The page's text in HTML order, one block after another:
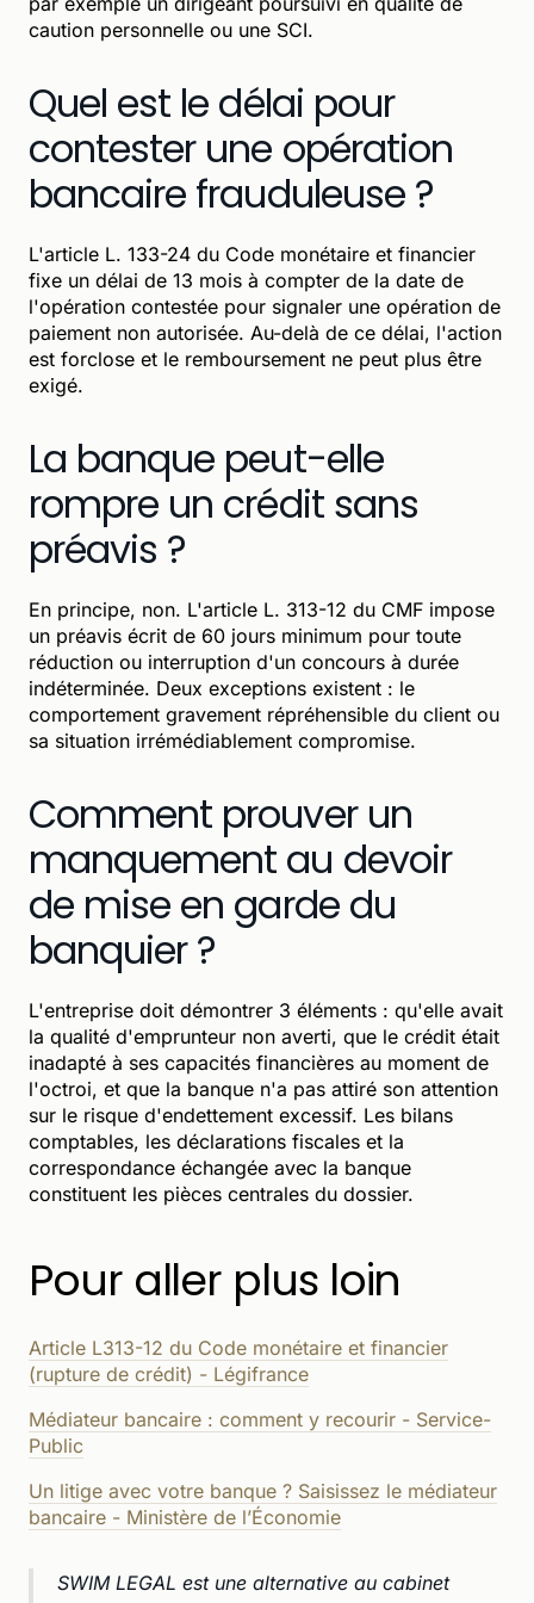
caution personnelle ou une SCI.
Quel est le délai pour
contester une opération
bancaire frauduleuse ?
L'article L. 133-24 du Code monétaire et financier
fixe un délai de 13 mois à compter de la date de
l'opération contestée pour signaler une opération de
paiement non autorisée. Au-delà de ce délai, l'action
est forclose et le remboursement ne peut plus être
exigé.
La banque peut-elle
rompre un crédit sans
préavis ?
En principe, non. L'article L. 313-12 du CMF impose
un préavis écrit de 60 jours minimum pour toute
réduction ou interruption d'un concours à durée
indéterminée. Deux exceptions existent : le
comportement gravement répréhensible du client ou
sa situation irrémédiablement compromise.
Comment prouver un
manquement au devoir
de mise en garde du
banquier ?
L'entreprise doit démontrer 3 éléments : qu'elle avait
la qualité d'emprunteur non averti, que le crédit était
inadapté à ses capacités financières au moment de
l'octroi, et que la banque n'a pas attiré son attention
sur le risque d'endettement excessif. Les bilans
comptables, les déclarations fiscales et la
correspondance échangée avec la banque
constituent les pièces centrales du dossier.
Pour aller plus loin
Article L313-12 du Code monétaire et financier
(rupture de crédit) - Légifrance
Médiateur bancaire : comment y recourir - Service-
Public
Un litige avec votre banque ? Saisissez le médiateur
bancaire - Ministère de l’Économie
SWIM LEGAL est une alternative au cabinet